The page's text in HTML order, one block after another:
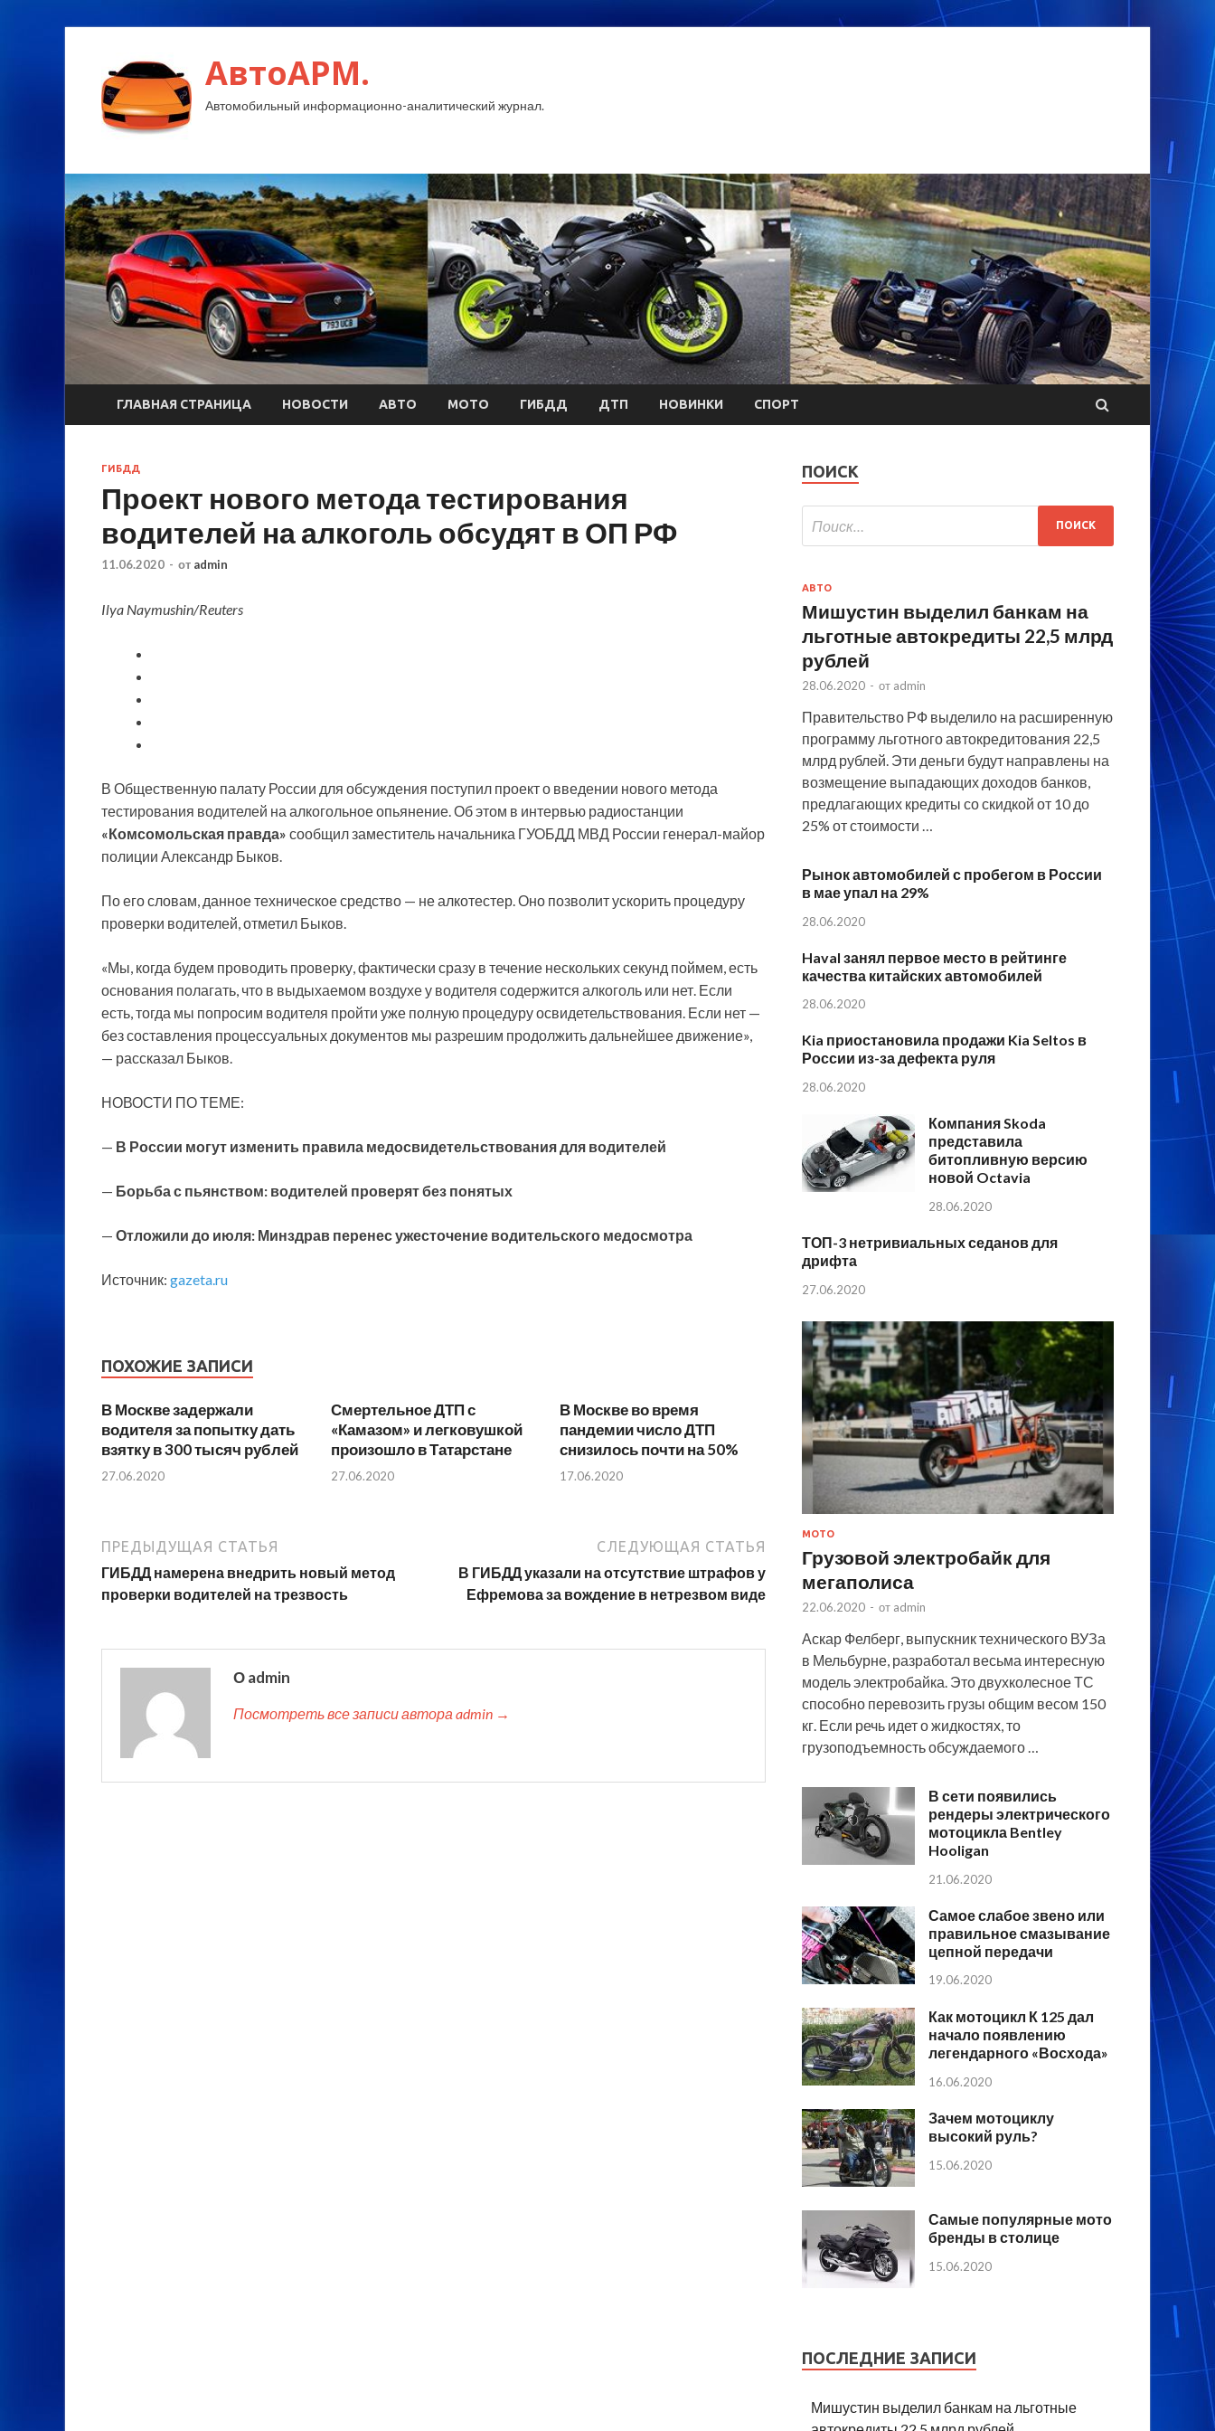
АвтоАРМ.
Автомобильный информационно-аналитический журнал.
ГЛАВНАЯ СТРАНИЦА НОВОСТИ АВТО МОТО ГИБДД ДТП НОВИНКИ СПОРТ
ГИБДД
Проект нового метода тестирования
водителей на алкоголь обсудят в ОП РФ
11.06.2020 - от admin
Ilya Naymushin/Reuters
В Общественную палату России для обсуждения поступил проект о введении нового метода
тестирования водителей на алкогольное опьянение. Об этом в интервью радиостанции
«Комсомольская правда» сообщил заместитель начальника ГУОБДД МВД России генерал-майор
полиции Александр Быков.
По его словам, данное техническое средство — не алкотестер. Оно позволит ускорить процедуру
проверки водителей, отметил Быков.
«Мы, когда будем проводить проверку, фактически сразу в течение нескольких секунд поймем, есть
основания полагать, что в выдыхаемом воздухе у водителя содержится алкоголь или нет. Если
есть, тогда мы попросим водителя пройти уже полную процедуру освидетельствования. Если нет —
без составления процессуальных документов мы разрешим продолжить дальнейшее движение»,
— рассказал Быков.
НОВОСТИ ПО ТЕМЕ:
— В России могут изменить правила медосвидетельствования для водителей
— Борьба с пьянством: водителей проверят без понятых
— Отложили до июля: Минздрав перенес ужесточение водительского медосмотра
Источник: gazeta.ru
ПОХОЖИЕ ЗАПИСИ
В Москве задержали
водителя за попытку дать
взятку в 300 тысяч рублей
27.06.2020
Смертельное ДТП с
«Камазом» и легковушкой
произошло в Татарстане
27.06.2020
В Москве во время
пандемии число ДТП
снизилось почти на 50%
17.06.2020
ПРЕДЫДУЩАЯ СТАТЬЯ
ГИБДД намерена внедрить новый метод
проверки водителей на трезвость
СЛЕДУЮЩАЯ СТАТЬЯ
В ГИБДД указали на отсутствие штрафов у
Ефремова за вождение в нетрезвом виде
О admin
Посмотреть все записи автора admin →
ПОИСК
АВТО
Мишустин выделил банкам на
льготные автокредиты 22,5 млрд
рублей
28.06.2020 - от admin
Правительство РФ выделило на расширенную
программу льготного автокредитования 22,5
млрд рублей. Эти деньги будут направлены на
возмещение выпадающих доходов банков,
предлагающих кредиты со скидкой от 10 до
25% от стоимости …
Рынок автомобилей с пробегом в России
в мае упал на 29%
28.06.2020
Haval занял первое место в рейтинге
качества китайских автомобилей
28.06.2020
Kia приостановила продажи Kia Seltos в
России из-за дефекта руля
28.06.2020
Компания Skoda
представила
битопливную версию
новой Octavia
28.06.2020
ТОП-3 нетривиальных седанов для
дрифта
27.06.2020
МОТО
Грузовой электробайк для
мегаполиса
22.06.2020 - от admin
Аскар Фелберг, выпускник технического ВУЗа
в Мельбурне, разработал весьма интересную
модель электробайка. Это двухколесное ТС
способно перевозить грузы общим весом 150
кг. Если речь идет о жидкостях, то
грузоподъемность обсуждаемого …
В сети появились
рендеры электрического
мотоцикла Bentley
Hooligan
21.06.2020
Самое слабое звено или
правильное смазывание
цепной передачи
19.06.2020
Как мотоцикл К 125 дал
начало появлению
легендарного «Восхода»
16.06.2020
Зачем мотоциклу
высокий руль?
15.06.2020
Самые популярные мото
бренды в столице
15.06.2020
ПОСЛЕДНИЕ ЗАПИСИ
Мишустин выделил банкам на льготные